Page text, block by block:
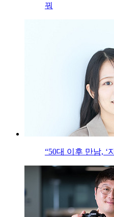
꿔
“50대 이후 만남, ‘